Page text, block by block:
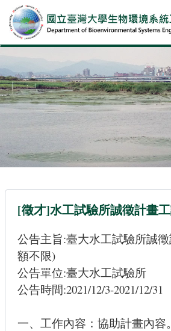
[徵才]水工試驗所誠徵計畫
公告主旨:臺大水工試驗所誠
額不限)
公告單位:臺大水工試驗所
公告時間:2021/12/3-2021/12/31
一、工作內容：協助計畫內容。